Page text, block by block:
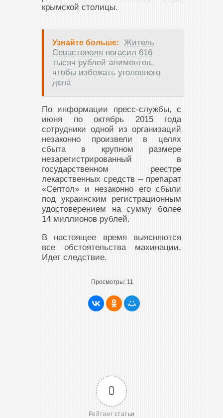
крымской столицы.
Узнайте больше:
Житель
Севастополя погасил 616
тысяч рублей алиментов,
чтобы избежать уголовного
дела
По информации пресс-службы, с
июня по октябрь 2015 года
сотрудники одной из организаций
незаконно произвели в целях
сбыта в крупном размере
незарегистрированный в
государственном реестре
лекарственных средств – препарат
«Септол» и незаконно его сбыли
под украинским регистрационным
удостоверением на сумму более
14 миллионов рублей.
В настоящее время выясняются
все обстоятельства махинации.
Идет следствие.
Просмотры: 11
0
Рейтинг статьи